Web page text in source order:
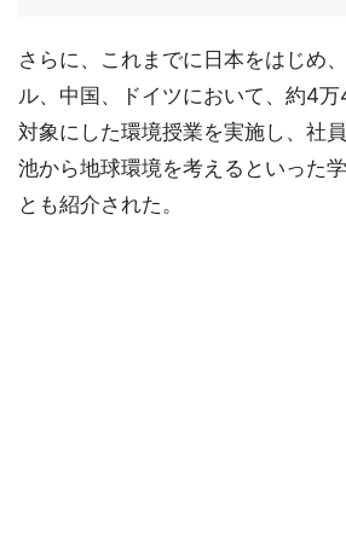
さらに、これまでに日本をはじめ
ル、中国、ドイツにおいて、約4
対象にした環境授業を実施し、社
池から地球環境を考えるといった
とも紹介された。